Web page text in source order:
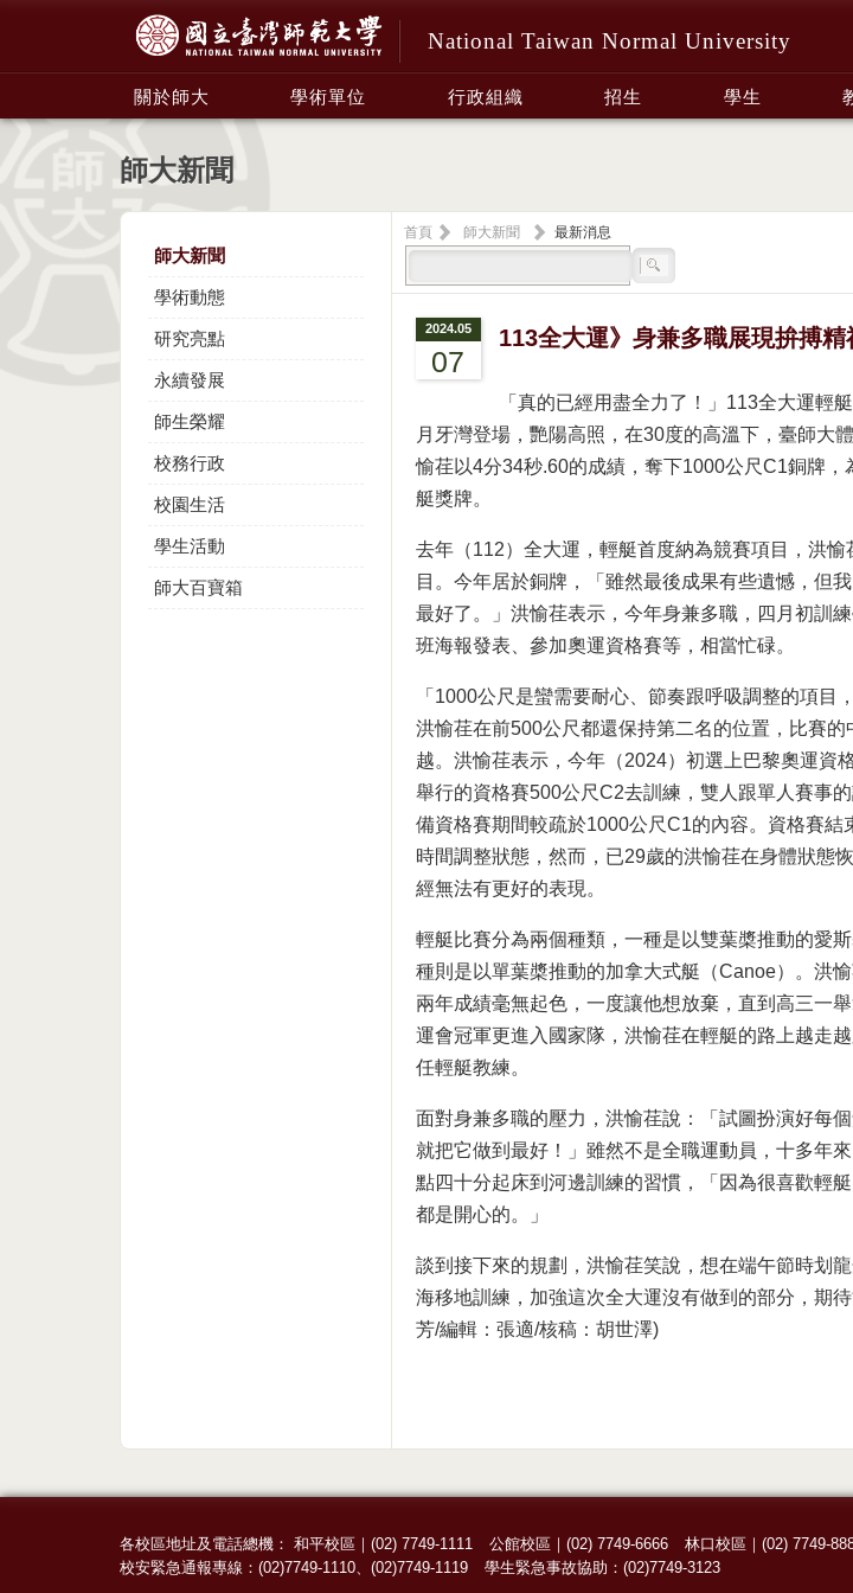
National Taiwan Normal University
關於師大 學術單位 行政組織 招生 學生
師大新聞
師大新聞
學術動態
研究亮點
永續發展
師生榮耀
校務行政
校園生活
學生活動
師大百寶箱
首頁 師大新聞
最新消息
2024.05
07
113全大運》身兼多職展現拚搏
「真的已經用盡全力了！」113全大運輕
月牙灣登場，艷陽高照，在30度的高溫下，臺師大
愉荏以4分34秒.60的成績，奪下1000公尺C1銅牌，
艇獎牌。
去年（112）全大運，輕艇首度納為競賽項目，洪
目。今年居於銅牌，「雖然最後成果有些遺憾，但
最好了。」洪愉荏表示，今年身兼多職，四月初訓
班海報發表、參加奧運資格賽等，相當忙碌。
「1000公尺是蠻需要耐心、節奏跟呼吸調整的項目
洪愉荏在前500公尺都還保持第二名的位置，比賽的
越。洪愉荏表示，今年（2024）初選上巴黎奧運資
舉行的資格賽500公尺C2去訓練，雙人跟單人賽事
備資格賽期間較疏於1000公尺C1的內容。資格賽結
時間調整狀態，然而，已29歲的洪愉荏在身體狀態
經無法有更好的表現。
輕艇比賽分為兩個種類，一種是以雙葉槳推動的愛
種則是以單葉槳推動的加拿大式艇（Canoe）。洪
兩年成績毫無起色，一度讓他想放棄，直到高三一
運會冠軍更進入國家隊，洪愉荏在輕艇的路上越走
任輕艇教練。
面對身兼多職的壓力，洪愉荏說：「試圖扮演好每
就把它做到最好！」雖然不是全職運動員，十多年
點四十分起床到河邊訓練的習慣，「因為很喜歡輕
都是開心的。」
談到接下來的規劃，洪愉荏笑說，想在端午節時划
海移地訓練，加強這次全大運沒有做到的部分，期
芳/編輯：張適/核稿：胡世澤)
各校區地址及電話總機： 和平校區｜ (02) 7749-1111 公館校區｜ (02) 7749-6666 林口校區｜ (02) 7749-
校安緊急通報專線： (02)7749-1110、 (02)7749-1119 學生緊急事故協助： (02)7749-3123